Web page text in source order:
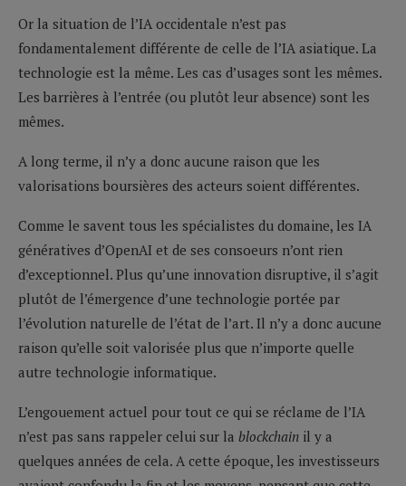
Or la situation de l’IA occidentale n’est pas
fondamentalement différente de celle de l’IA asiatique. La
technologie est la même. Les cas d’usages sont les mêmes.
Les barrières à l’entrée (ou plutôt leur absence) sont les
mêmes.
A long terme, il n’y a donc aucune raison que les
valorisations boursières des acteurs soient différentes.
Comme le savent tous les spécialistes du domaine, les IA
génératives d’OpenAI et de ses consoeurs n’ont rien
d’exceptionnel. Plus qu’une innovation disruptive, il s’agit
plutôt de l’émergence d’une technologie portée par
l’évolution naturelle de l’état de l’art. Il n’y a donc aucune
raison qu’elle soit valorisée plus que n’importe quelle
autre technologie informatique.
L’engouement actuel pour tout ce qui se réclame de l’IA
n’est pas sans rappeler celui sur la blockchain il y a
quelques années de cela. A cette époque, les investisseurs